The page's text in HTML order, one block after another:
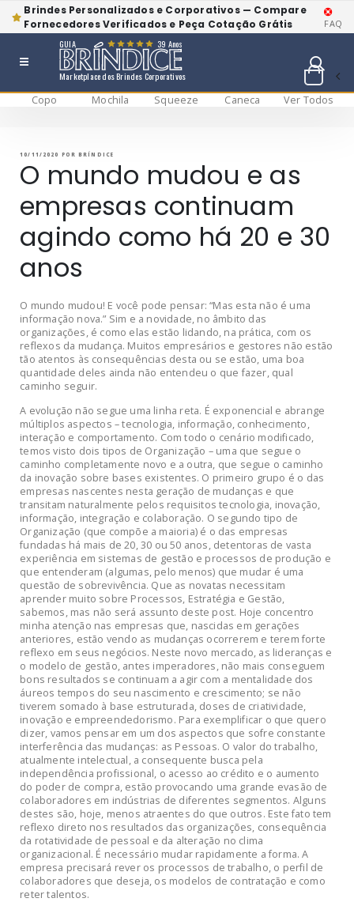
Brindes Personalizados e Corporativos — Compare
Fornecedores Verificados e Peça Cotação Grátis
FAQ
Marketplace dos Brindes Corporativos
GUIA 39 Anos
Copo Mochila Squeeze Caneca
Ver Todos
conteúdo
PUBLICADO
10/11/2020 PORBRÍNDICE
O mundo mudou e as
empresas continuam
agindo como há 20 e 30
anos
O mundo mudou! E você pode pensar: “Mas esta não é uma
informação nova.” Sim e a novidade, no âmbito das
organizações, é como elas estão lidando, na prática, com os
reflexos da mudança. Muitos empresários e gestores não estão
tão atentos às consequências desta ou se estão, uma boa
quantidade deles ainda não entendeu o que fazer, qual
caminho seguir.
A evolução não segue uma linha reta. É exponencial e abrange
múltiplos aspectos – tecnologia, informação, conhecimento,
interação e comportamento. Com todo o cenário modificado,
temos visto dois tipos de Organização – uma que segue o
caminho completamente novo e a outra, que segue o caminho
da inovação sobre bases existentes. O primeiro grupo é o das
empresas nascentes nesta geração de mudanças e que
transitam naturalmente pelos requisitos tecnologia, inovação,
informação, integração e colaboração. O segundo tipo de
Organização (que compõe a maioria) é o das empresas
fundadas há mais de 20, 30 ou 50 anos, detentoras de vasta
experiência em sistemas de gestão e processos de produção e
que entenderam (algumas, pelo menos) que mudar é uma
questão de sobrevivência. Que as novatas necessitam
aprender muito sobre Processos, Estratégia e Gestão,
sabemos, mas não será assunto deste post. Hoje concentro
minha atenção nas empresas que, nascidas em gerações
anteriores, estão vendo as mudanças ocorrerem e terem forte
reflexo em seus negócios. Neste novo mercado, as lideranças e
o modelo de gestão, antes imperadores, não mais conseguem
bons resultados se continuam a agir com a mentalidade dos
áureos tempos do seu nascimento e crescimento; se não
tiverem somado à base estruturada, doses de criatividade,
inovação e empreendedorismo. Para exemplificar o que quero
dizer, vamos pensar em um dos aspectos que sofre constante
interferência das mudanças: as Pessoas. O valor do trabalho,
atualmente intelectual, a consequente busca pela
independência profissional, o acesso ao crédito e o aumento
do poder de compra, estão provocando uma grande evasão de
colaboradores em indústrias de diferentes segmentos. Alguns
destes são, hoje, menos atraentes do que outros. Este fato tem
reflexo direto nos resultados das organizações, consequência
da rotatividade de pessoal e da alteração no clima
organizacional. É necessário mudar rapidamente a forma. A
empresa precisará rever os processos de trabalho, o perfil de
colaboradores que deseja, os modelos de contratação e como
reter talentos.